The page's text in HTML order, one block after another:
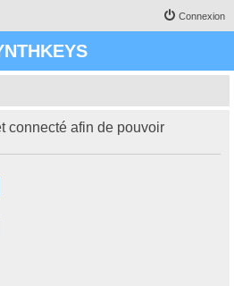
Connexion
connecté afin de pouvoir